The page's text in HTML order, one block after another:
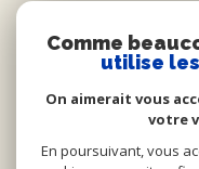
Comme
utilise
On aimerait vous
votre
En poursuivant, vous